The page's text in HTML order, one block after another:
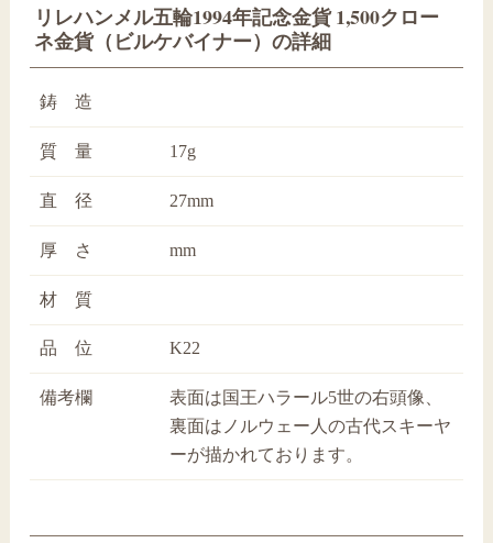
リレハンメル五輪1994年記念金貨 1,500クロー
ネ金貨（ビルケバイナー）の詳細
鋳 造
質 量 17g
直 径 27mm
厚 さ mm
材 質
品 位 K22
備考欄
表面は国王ハラール5世の右頭像、
裏面はノルウェー人の古代スキーヤ
ーが描かれております。